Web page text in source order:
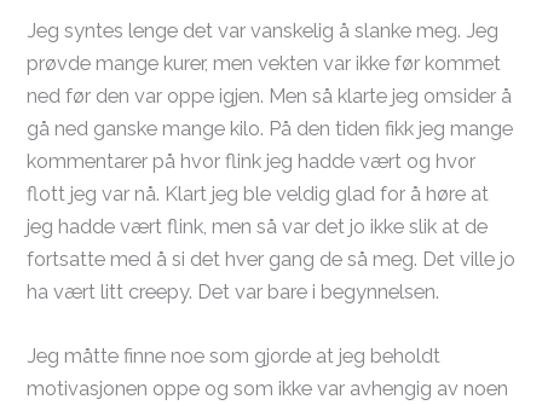
Jeg syntes lenge det var vanskelig å slanke meg. Jeg
prøvde mange kurer, men vekten var ikke før kommet
ned før den var oppe igjen. Men så klarte jeg omsider å
gå ned ganske mange kilo. På den tiden fikk jeg mange
kommentarer på hvor flink jeg hadde vært og hvor
flott jeg var nå. Klart jeg ble veldig glad for å høre at
jeg hadde vært flink, men så var det jo ikke slik at de
fortsatte med å si det hver gang de så meg. Det ville jo
ha vært litt creepy. Det var bare i begynnelsen.
Jeg måtte finne noe som gjorde at jeg beholdt
motivasjonen oppe og som ikke var avhengig av noen